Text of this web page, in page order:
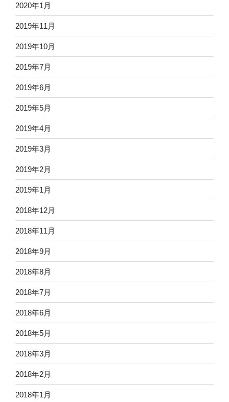
2020年1月
2019年11月
2019年10月
2019年7月
2019年6月
2019年5月
2019年4月
2019年3月
2019年2月
2019年1月
2018年12月
2018年11月
2018年9月
2018年8月
2018年7月
2018年6月
2018年5月
2018年3月
2018年2月
2018年1月